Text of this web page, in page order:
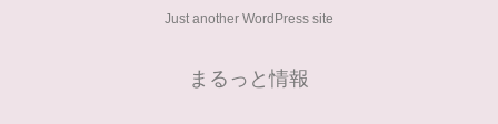
Just another WordPress site
まるっと情報